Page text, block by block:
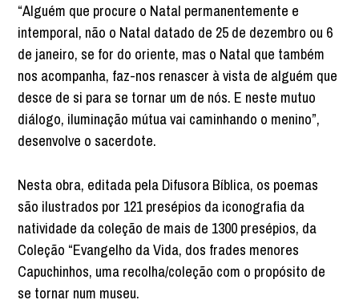
“Alguém que procure o Natal permanentemente e
intemporal, não o Natal datado de 25 de dezembro ou 6
de janeiro, se for do oriente, mas o Natal que também
nos acompanha, faz-nos renascer à vista de alguém que
desce de si para se tornar um de nós. E neste mutuo
diálogo, iluminação mútua vai caminhando o menino”,
desenvolve o sacerdote.
Nesta obra, editada pela Difusora Bíblica, os poemas
são ilustrados por 121 presépios da iconografia da
natividade da coleção de mais de 1300 presépios, da
Coleção “Evangelho da Vida, dos frades menores
Capuchinhos, uma recolha/coleção com o propósito de
se tornar num museu.